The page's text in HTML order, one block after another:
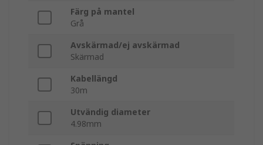
Färg på mantel
Grå
Avskärmad/ej avskärmad
Skärmad
Kabellängd
30m
Utvändig diameter
4.98mm